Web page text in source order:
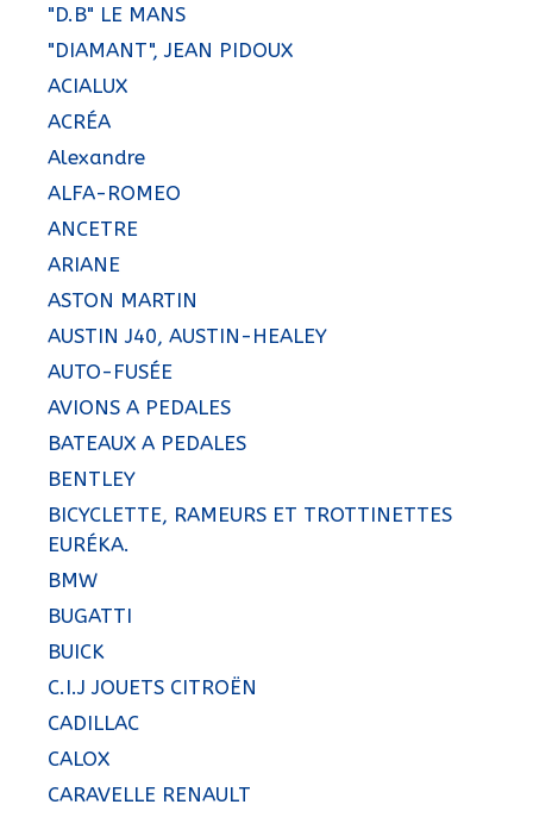
"D.B" LE MANS
"DIAMANT", JEAN PIDOUX
ACIALUX
ACRÉA
Alexandre
ALFA-ROMEO
ANCETRE
ARIANE
ASTON MARTIN
AUSTIN J40, AUSTIN-HEALEY
AUTO-FUSÉE
AVIONS A PEDALES
BATEAUX A PEDALES
BENTLEY
BICYCLETTE, RAMEURS ET TROTTINETTES
EURÉKA.
BMW
BUGATTI
BUICK
C.I.J JOUETS CITROËN
CADILLAC
CALOX
CARAVELLE RENAULT